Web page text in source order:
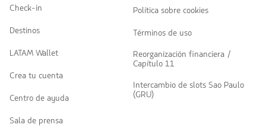
Check-in
Destinos
LATAM Wallet
Crea tu cuenta
Centro de ayuda
Sala de prensa
Política sobre cookies
Términos de uso
Reorganización financiera /
Capítulo 11
Intercambio de slots Sao Paulo
(GRU)